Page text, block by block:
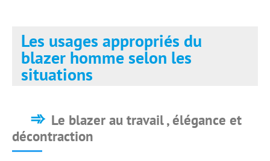
Les usages appropriés du
blazer homme selon les
situations
Le blazer au travail , élégance et
décontraction